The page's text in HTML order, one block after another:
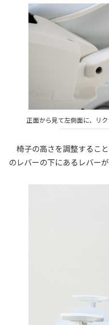
正面から見て左側面に、リ
椅子の高さを調整するこ
のレバーの下にあるレバー